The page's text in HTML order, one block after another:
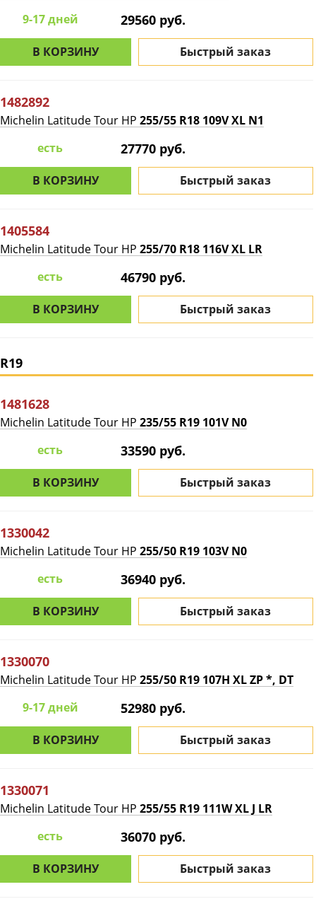
9-17 дней
29560 руб.
В КОРЗИНУ Быстрый заказ
1482892
Michelin Latitude Tour HP 255/55 R18 109V XL N1
есть
27770 руб.
В КОРЗИНУ Быстрый заказ
1405584
Michelin Latitude Tour HP 255/70 R18 116V XL LR
есть
46790 руб.
В КОРЗИНУ Быстрый заказ
R19
1481628
Michelin Latitude Tour HP 235/55 R19 101V N0
есть
33590 руб.
В КОРЗИНУ Быстрый заказ
1330042
Michelin Latitude Tour HP 255/50 R19 103V N0
есть
36940 руб.
В КОРЗИНУ Быстрый заказ
1330070
Michelin Latitude Tour HP 255/50 R19 107H XL ZP *, DT
9-17 дней
52980 руб.
В КОРЗИНУ Быстрый заказ
1330071
Michelin Latitude Tour HP 255/55 R19 111W XL J LR
есть
36070 руб.
В КОРЗИНУ Быстрый заказ